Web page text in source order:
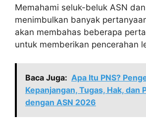
Memahami seluk-beluk ASN
menimbulkan banyak
akan membahas beberapa
untuk memberikan pencerahan
Baca Juga: Apa Itu PNS?
Kepanjangan, Tugas, Hak, dan
dengan ASN 2026